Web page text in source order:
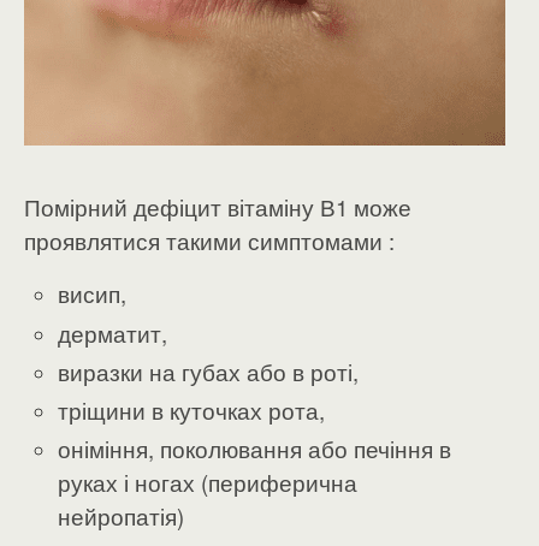
Помірний дефіцит вітаміну В1 може
проявлятися такими симптомами :
висип,
дерматит,
виразки на губах або в роті,
тріщини в куточках рота,
оніміння, поколювання або печіння в
руках і ногах (периферична
нейропатія)